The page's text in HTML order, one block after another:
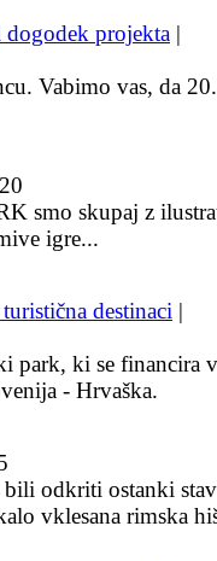
projekta |
Vabimo vas, da
smo skupaj z
igre...
destinaci |
park, ki se financira
- Hrvaška.
odkriti ostanki
vklesana rimska